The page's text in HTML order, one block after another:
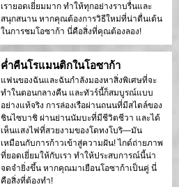
เรายอดเยี่ยมมาก ทำให้ทุกอย่างราบรื่นและ
สนุกสนาน หากคุณต้องการวิธีใหม่ที่น่าตื่นเต้น
ในการชมโอซาก้า นี่คือสิ่งที่คุณต้องลอง!
ค่ำคืนโรแมนติกในโอซาก้า
แฟนของฉันและฉันกำลังมองหาสิ่งพิเศษที่จะ
ทำในตอนกลางคืน และทัวร์นี้ก็สมบูรณ์แบบ
อย่างแท้จริง การล่องเรือผ่านถนนที่มีสไตล์ของ
ชินไซบาชิ ผ่านย่านนัมบะที่มีชีวิตชีวา และได้
เห็นแสงไฟที่สวยงามของโดทงโบริ—มัน
เหมือนกับการก้าวเข้าสู่ความฝัน! ไกด์ถ่ายภาพ
ที่ยอดเยี่ยมให้กับเรา ทำให้ประสบการณ์นี้น่า
จดจำยิ่งขึ้น หากคุณมาเยือนโอซาก้าเป็นคู่ นี่
คือสิ่งที่ต้องทำ!